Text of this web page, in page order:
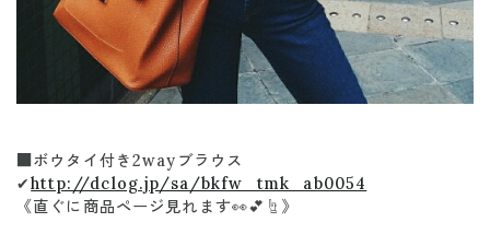
■ボウタイ付き2wayブラウス
✔http://dclog.jp/sa/bkfw_tmk_ab0054
《直ぐに商品ページ見れます👀💕☝》